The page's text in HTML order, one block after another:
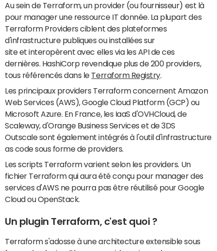
Au sein de Terraform, un provider (ou fournisseur) est là
pour manager une ressource IT donnée. La plupart des
Terraform Providers ciblent des plateformes
d'infrastructure publiques ou installées sur
site et interopèrent avec elles via les API de ces
dernières. HashiCorp revendique plus de 200 providers,
tous référencés dans le Terraform Registry.
Les principaux providers Terraform concernent Amazon
Web Services (AWS), Google Cloud Platform (GCP) ou
Microsoft Azure. En France, les IaaS d'OVHCloud, de
Scaleway, d'Orange Business Services et de 3DS
Outscale sont également intégrés à l'outil d'infrastructure
as code sous forme de providers.
Les scripts Terraform varient selon les providers. Un
fichier Terraform qui aura été conçu pour manager des
services d'AWS ne pourra pas être réutilisé pour Google
Cloud ou OpenStack.
Un plugin Terraform, c'est quoi ?
Terraform s'adosse à une architecture extensible sous